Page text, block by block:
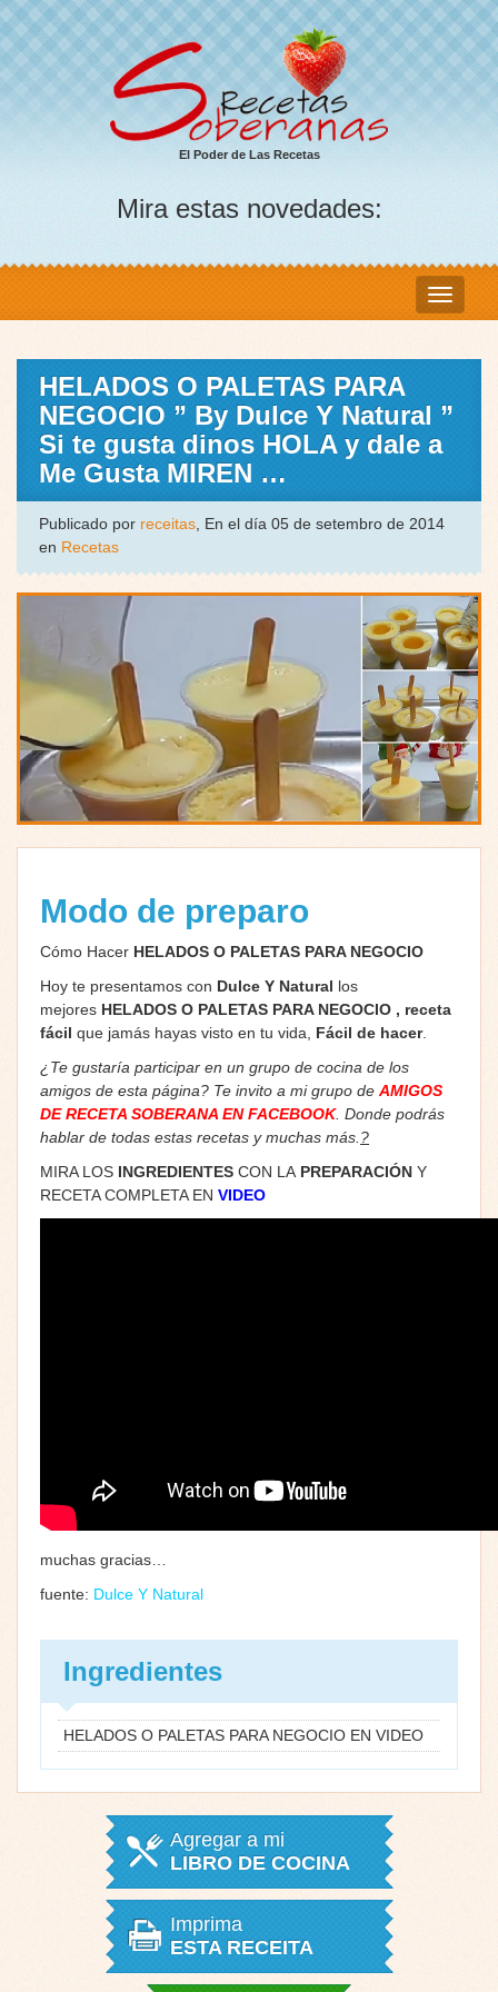
El Poder de Las Recetas
Mira estas novedades:
HELADOS O PALETAS PARA
NEGOCIO ” By Dulce Y Natural ”
Si te gusta dinos HOLA y dale a
Me Gusta MIREN …
Publicado por receitas, En el día 05 de setembro de 2014
en Recetas
Modo de preparo
Cómo Hacer HELADOS O PALETAS PARA NEGOCIO
Hoy te presentamos con Dulce Y Natural los
mejores HELADOS O PALETAS PARA NEGOCIO , receta
fácil que jamás hayas visto en tu vida, Fácil de hacer.
¿Te gustaría participar en un grupo de cocina de los
amigos de esta página? Te invito a mi grupo de AMIGOS
DE RECETA SOBERANA EN FACEBOOK. Donde podrás
hablar de todas estas recetas y muchas más. ?
MIRA LOS INGREDIENTES CON LA PREPARACIÓN Y
RECETA COMPLETA EN VIDEO
muchas gracias…
fuente: Dulce Y Natural
Ingredientes
HELADOS O PALETAS PARA NEGOCIO EN VIDEO
Agregar a mi
LIBRO DE COCINA
Imprima
ESTA RECEITA